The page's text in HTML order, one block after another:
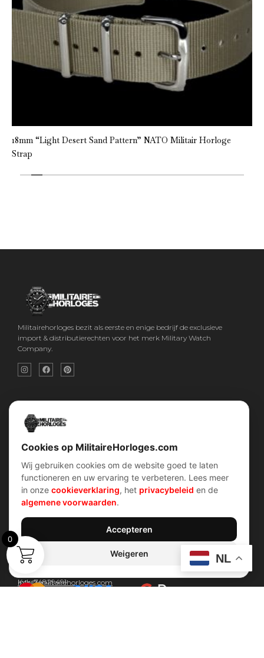
18mm “Light Desert Sand Pattern” NATO Militair Horloge
Strap
Militairehorloges bezit als eerste en enige bedrijf de exclusieve
import & distributierechten voor het merk Military Watch
Company.
Snel menu
Home
Over ons
Contact
Shop
Categorieën
klantenservice
Verzend & retour
Garantiebeleid
Privacybeleid
Verhalen
Duikers horloges
Contact Info
Kvk: 74829491
Info@militairehorloges.com
Cookies op MilitaireHorloges.com
Wij gebruiken cookies om de website goed te laten
functioneren en uw ervaring te verbeteren. Lees meer
in onze cookieverklaring, het privacybeleid en de
algemene voorwaarden.
Accepteren
Weigeren NL
0